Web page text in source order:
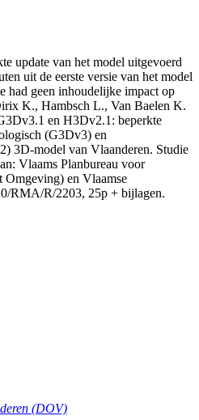
update van het model uitgevoerd
uit de eerste versie van het model
had geen inhoudelijke impact op
K., Hambsch L., Van Baelen K.
en H3Dv2.1: beperkte
(G3Dv3) en
3D-model van Vlaanderen. Studie
Vlaams Planbureau voor
Omgeving) en Vlaamse
RMA/R/2203, 25p + bijlagen.
(DOV)